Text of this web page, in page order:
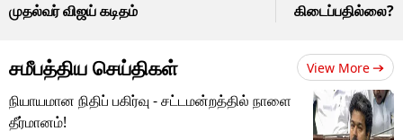
முதல்வர் விஜய் கடிதம்
சமீபத்திய செய்திகள் View More
நியாயமான நிதிப் பகிர்வு - சட்டமன்றத்தில் நாளை
தீர்மானம்!